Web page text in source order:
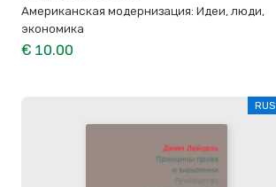
Американская модернизация: Идеи, люди,
экономика
€ 10.00
RUS